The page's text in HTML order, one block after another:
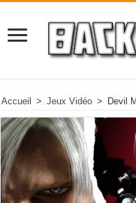
Accueil > Jeux Vidéo > Devil